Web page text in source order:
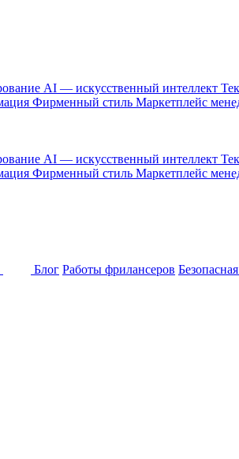
AI — искусственный интеллект
Фирменный стиль Маркетплейс
AI — искусственный интеллект
Фирменный стиль Маркетплейс
Блог Работы фрилансеров